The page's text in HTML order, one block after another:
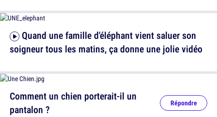
soigneur tous les matins, ça donne une jolie vidéo
Comment un chien porterait-il un
pantalon ?
Répondre